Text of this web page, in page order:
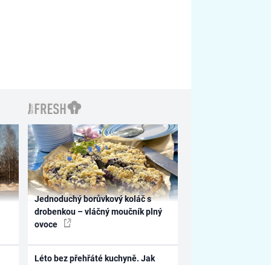
Jednoduchý borůvkový koláč s
drobenkou – vláčný moučník plný
ovoce
Léto bez přehřáté kuchyně. Jak